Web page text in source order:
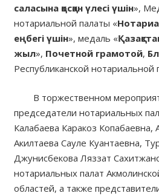
саласына қосқан үлесі үшін»,
нотариальной палаты «
еңбегі үшін», медаль «
жыл», Почетной грамотой,
Республиканской нотариальной
В торжественном
председатели нотариальных
Калабаева Каракоз Копабаевна,
Акилтаева Сауле Куантаевна,
Джунисбекова Ляззат
нотариальных палат
областей, а также